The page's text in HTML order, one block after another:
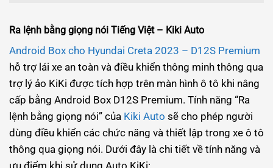
Ra lệnh bằng giọng nói Tiếng Việt – Kiki Auto
Android Box cho Hyundai Creta 2023 – D12S Premium
hỗ trợ lái xe an toàn và điều khiển thông minh thông qua
trợ lý ảo KiKi được tích hợp trên màn hình ô tô khi nâng
cấp bằng Android Box D12S Premium. Tính năng “Ra
lệnh bằng giọng nói” của Kiki Auto sẽ cho phép người
dùng điều khiển các chức năng và thiết lập trong xe ô tô
thông qua giọng nói. Dưới đây là chi tiết về tính năng và
ưu điểm khi sử dụng Auto KiKi: